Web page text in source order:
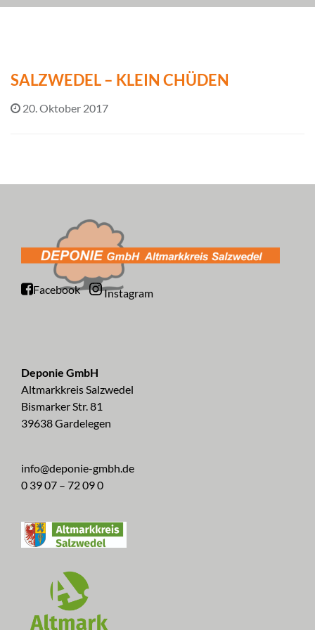
SALZWEDEL – KLEIN CHÜDEN
20. Oktober 2017
Facebook Instagram
Deponie GmbH
Altmarkkreis Salzwedel
Bismarker Str. 81
39638 Gardelegen
info@deponie-gmbh.de
0 39 07 – 72 09 0